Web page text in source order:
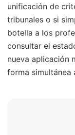
unificación de
tribunales o si
botella a los
consultar el
nueva aplicación
forma simultánea